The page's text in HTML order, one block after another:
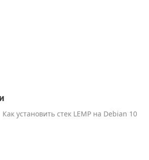
Как установить стек LEMP на Debian 10